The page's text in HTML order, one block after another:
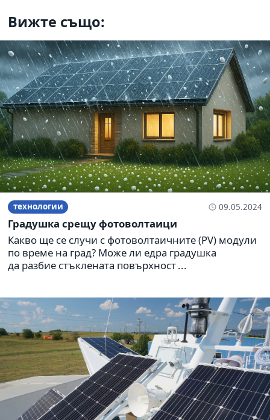
Вижте също:
09.05.2024
технологии
Градушка срещу фотоволтаици
Какво ще се случи с фотоволтаичните (PV) модули
по време на град? Може ли едра градушка
да разбие стъклената повърхност ...